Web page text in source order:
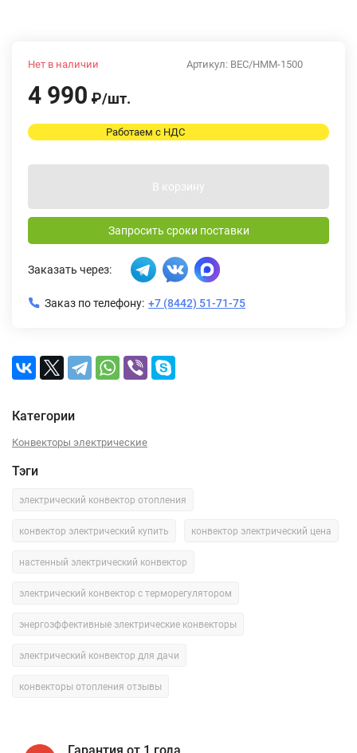
Артикул: BEC/HMM-1500
Нет в наличии
4 990 ₽/шт.
Работаем с НДС
В корзину
Запросить сроки поставки
Заказать через:
Заказ по телефону: +7 (8442) 51-71-75
Категории
Конвекторы электрические
Тэги
электрический конвектор отопления
конвектор электрический купить конвектор электрический цена
настенный электрический конвектор
электрический конвектор с терморегулятором
энергоэффективные электрические конвекторы
электрический конвектор для дачи
конвекторы отопления отзывы